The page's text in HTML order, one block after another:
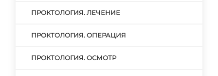
ПРОКТОЛОГИЯ. ЛЕЧЕНИЕ
ПРОКТОЛОГИЯ. ОПЕРАЦИЯ
ПРОКТОЛОГИЯ. ОСМОТР